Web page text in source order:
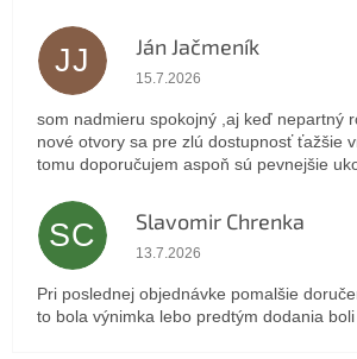
JJ Ján Jačmeník
Hodnotenie obchodu je 5 z 5
15.7.2026
som nadmieru spokojný ,aj keď nepartný
nové otvory sa pre zlú dostupnosť ťažšie
tomu doporučujem aspoň sú pevnejšie
SC Slavomir Chrenka
Hodnotenie obchodu je 5 z 5
13.7.2026
Pri poslednej objednávke pomalšie
to bola výnimka lebo predtým dodania